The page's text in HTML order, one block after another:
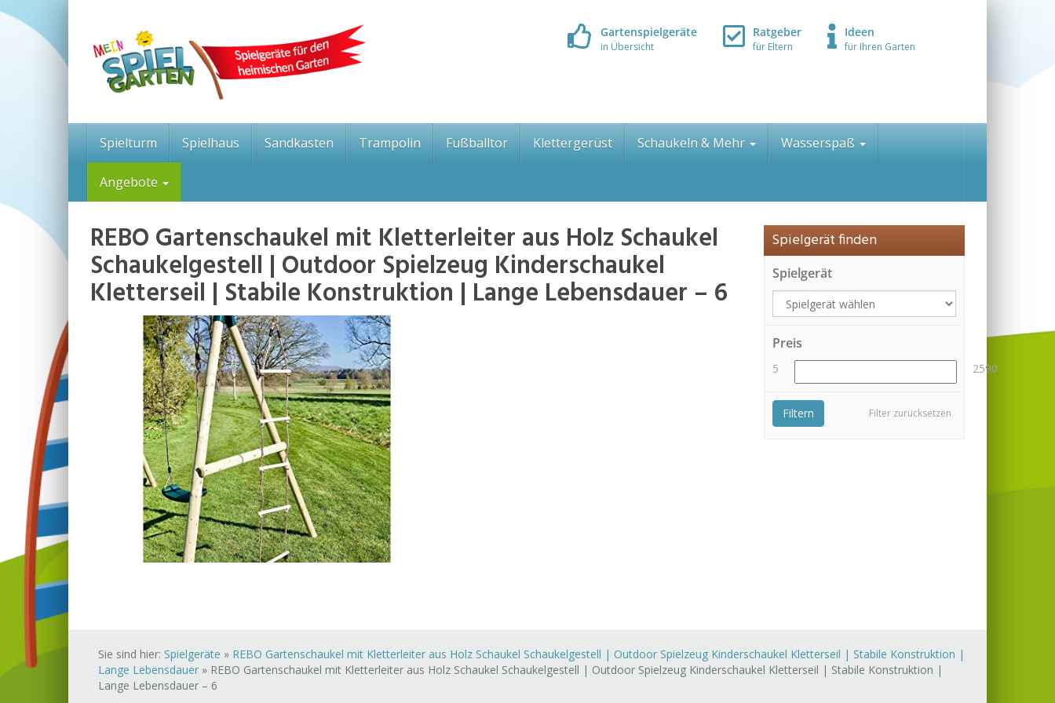
Skip
Gartenspielgeräte
in Übersicht
Ratgeber
für Eltern
Ideen
für Ihren Garten
Spielturm Spielhaus Sandkasten Trampolin Fußballtor Klettergerüst Schaukeln & Mehr Wasserspaß
Angebote
REBO Gartenschaukel mit Kletterleiter aus Holz Schaukel
Schaukelgestell | Outdoor Spielzeug Kinderschaukel
Kletterseil | Stabile Konstruktion | Lange Lebensdauer – 6
Spielgerät finden
Spielgerät
Preis
5 2590
Filter zurücksetzen
Filtern
Sie sind hier: Spielgeräte » REBO Gartenschaukel mit Kletterleiter aus Holz Schaukel Schaukelgestell | Outdoor Spielzeug Kinderschaukel Kletterseil | Stabile Konstruktion |
Lange Lebensdauer » REBO Gartenschaukel mit Kletterleiter aus Holz Schaukel Schaukelgestell | Outdoor Spielzeug Kinderschaukel Kletterseil | Stabile Konstruktion |
Lange Lebensdauer – 6